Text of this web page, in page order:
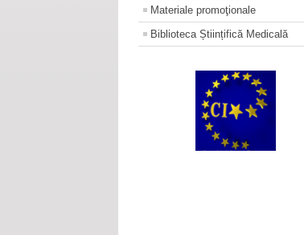
Materiale promoţionale
Biblioteca Științifică Medicală